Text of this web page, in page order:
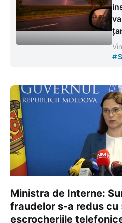
#
Ministra de Interne:
fraudelor s-a redus cu
escrocheriile